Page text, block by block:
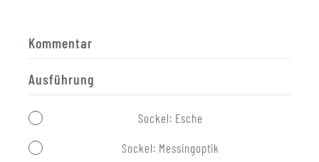
Kommentar
Ausführung
Sockel: Esche
Sockel: Messingoptik